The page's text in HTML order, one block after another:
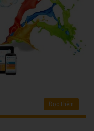
Đọc thêm